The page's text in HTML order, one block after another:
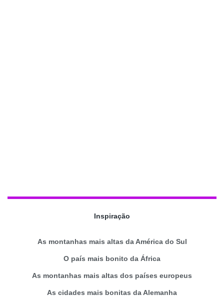
Inspiração
As montanhas mais altas da América do Sul
O país mais bonito da África
As montanhas mais altas dos países europeus
As cidades mais bonitas da Alemanha